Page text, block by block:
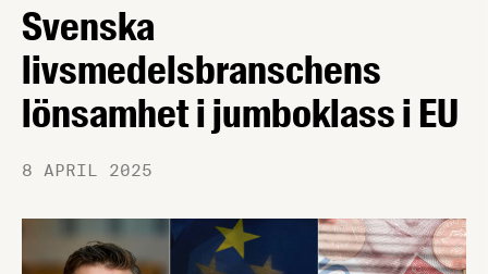
Svenska
livsmedelsbranschens
lönsamhet i jumboklass i EU
8 APRIL 2025